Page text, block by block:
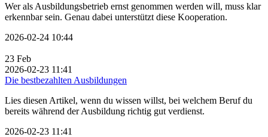
Wer als Ausbildungsbetrieb ernst genommen werden will, muss klar
erkennbar sein. Genau dabei unterstützt diese Kooperation.
2026-02-24 10:44
23 Feb
2026-02-23 11:41
Die bestbezahlten Ausbildungen
Lies diesen Artikel, wenn du wissen willst, bei welchem Beruf du
bereits während der Ausbildung richtig gut verdienst.
2026-02-23 11:41